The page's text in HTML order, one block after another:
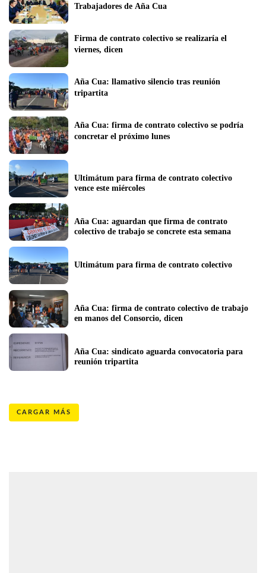
Trabajadores de Aña Cua
Firma de contrato colectivo se realizaría el
viernes, dicen
Aña Cua: llamativo silencio tras reunión
tripartita
Aña Cua: firma de contrato colectivo se podría
concretar el próximo lunes
Ultimátum para firma de contrato colectivo
vence este miércoles
Aña Cua: aguardan que firma de contrato
colectivo de trabajo se concrete esta semana
Ultimátum para firma de contrato colectivo
Aña Cua: firma de contrato colectivo de trabajo
en manos del Consorcio, dicen
Aña Cua: sindicato aguarda convocatoria para
reunión tripartita
CARGAR MÁS